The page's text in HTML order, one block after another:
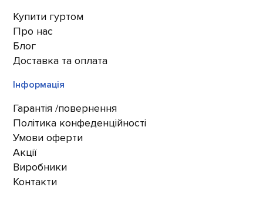
Купити гуртом
Про нас
Блог
Доставка та оплата
Інформація
Гарантія /повернення
Політика конфеденційності
Умови оферти
Акції
Виробники
Контакти